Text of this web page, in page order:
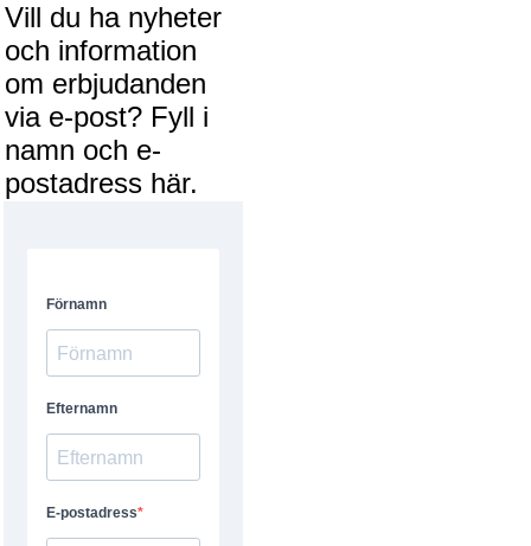
Vill du ha nyheter
och information
om erbjudanden
via e-post? Fyll i
namn och e-
postadress här.